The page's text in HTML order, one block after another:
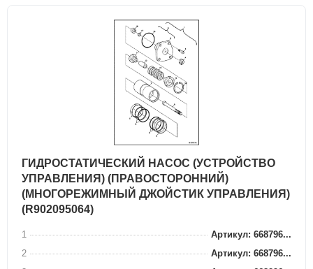
ГИДРОСТАТИЧЕСКИЙ НАСОС (УСТРОЙСТВО
УПРАВЛЕНИЯ) (ПРАВОСТОРОННИЙ)
(МНОГОРЕЖИМНЫЙ ДЖОЙСТИК УПРАВЛЕНИЯ)
(R902095064)
1
Артикул: 668796...
2
Артикул: 668796...